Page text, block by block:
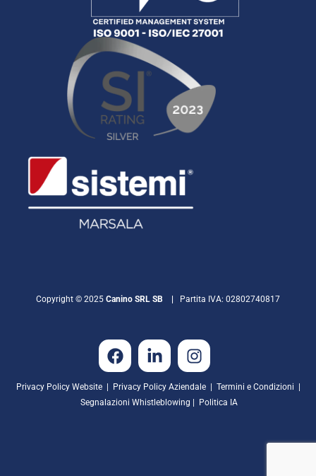
Copyright © 2025 Canino SRL SB | Partita IVA: 02802740817
Privacy Policy Website | Privacy Policy Aziendale| Termini e Condizioni
Segnalazioni Whistleblowing |
Politica IA